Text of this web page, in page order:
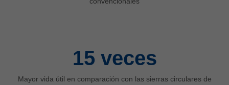
15 veces
Mayor vida útil en comparación con las sierras circulares de